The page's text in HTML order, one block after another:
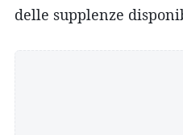
delle supplenze